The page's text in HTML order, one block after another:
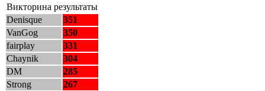
Викторина результаты
Denisque
351
VanGog
350
fairplay
331
Chaynik
304
DM
285
Strong
267